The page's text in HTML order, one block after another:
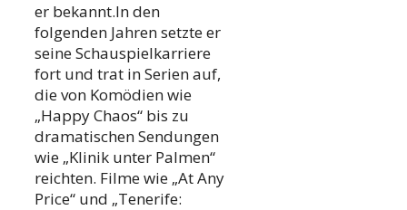
er bekannt.In den
folgenden Jahren setzte er
seine Schauspielkarriere
fort und trat in Serien auf,
die von Komödien wie
„Happy Chaos“ bis zu
dramatischen Sendungen
wie „Klinik unter Palmen“
reichten. Filme wie „At Any
Price“ und „Tenerife: